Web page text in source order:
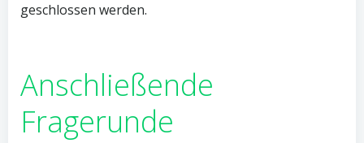
geschlossen werden.
Anschließende
Fragerunde